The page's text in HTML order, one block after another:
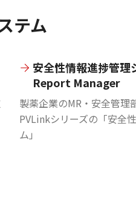
テム
安全性情報進捗管
Report Manager
製薬企業のMR・安全管理
PVLinkシリーズの「安全
ム」